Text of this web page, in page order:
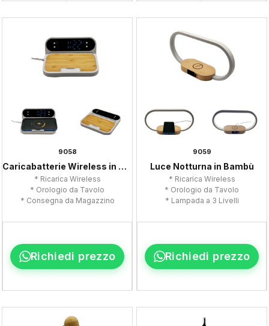
9058
Caricabatterie Wireless in Bambù
* Ricarica Wireless
* Orologio da Tavolo
* Consegna da Magazzino
Richiedi prezzo
9059
Luce Notturna in Bambù
* Ricarica Wireless
* Orologio da Tavolo
* Lampada a 3 Livelli
Richiedi prezzo